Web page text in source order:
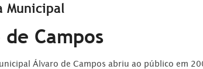
Municipal
Campos
Álvaro de Campos abriu ao público em